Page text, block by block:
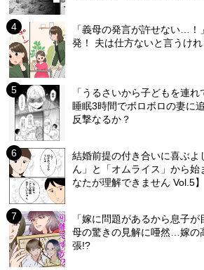
「義母の発言が許せない…！
発！ 夫は仕方ないと言うけ
「うるさいから子どもを連
睡眠3時間でボロボロの妻に
反撃なるか？
結婚前提の付き合いに喜ぶ
ん」と「オムライス」から始
なたが理解できません Vol.5】
「嫁に問題があるから息子
母の驚きの見解に唖然…嫁の
張!?